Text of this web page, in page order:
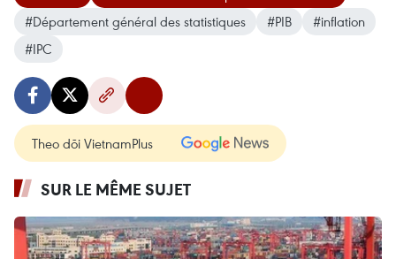
#Département général des statistiques
#PIB
#inflation
#IPC
Theo dõi VietnamPlus
SUR LE MÊME SUJET